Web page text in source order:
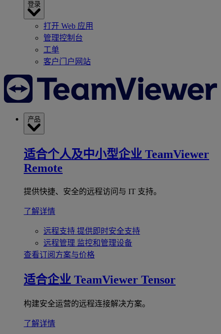
登录
打开 Web 应用
管理控制台
工单
客户门户网站
产品
适合个人及中小型企业 TeamViewer
Remote
提供快捷、安全的远程访问与 IT 支持。
了解详情
远程支持 提供即时安全支持
远程管理 监控和管理设备
查看订阅方案与价格
适合企业 TeamViewer Tensor
构建安全运营的远程连接解决方案。
了解详情